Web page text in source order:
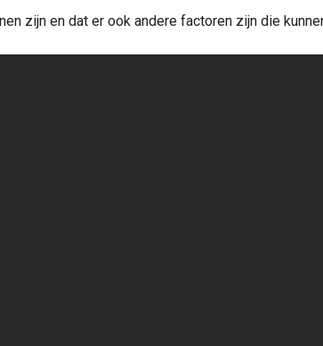
zijn en dat er ook andere factoren zijn die